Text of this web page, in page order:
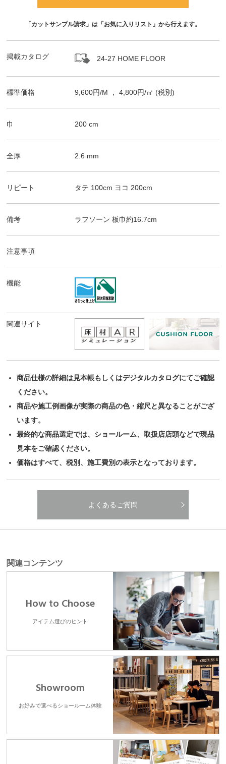
「カットサンプル請求」は「 お気に入りリスト 」から行えます。
掲載カタログ 24-27 HOME FLOOR
標準価格 9,600円/M ，4,800円/㎡ (税別)
巾 200 cm
全厚 2.6 mm
リピート タテ 100cm ヨコ 200cm
備考 ラフソーン 板巾約16.7cm
注意事項
機能
関連サイト
商品仕様の詳細は見本帳もしくはデジタルカタログにてご確認
ください。
商品や施工例画像が実際の商品の色・縮尺と異なることがござ
います。
最終的な商品選定では、ショールーム、取扱店店頭などで現品
見本をご確認ください。
価格はすべて、税別、施工費別の表示となっております。
よくあるご質問
関連コンテンツ
How to Choose
アイテム選びのヒント
Showroom
お好みで選べるショールーム体験